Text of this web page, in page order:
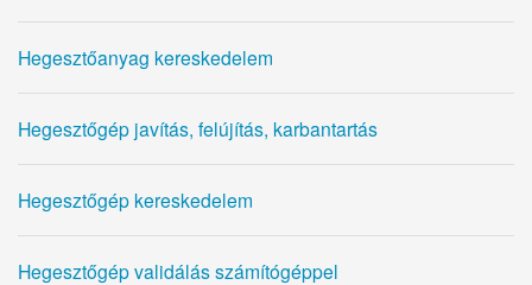
Hegesztőanyag kereskedelem
Hegesztőgép javítás, felújítás, karbantartás
Hegesztőgép kereskedelem
Hegesztőgép validálás számítógéppel